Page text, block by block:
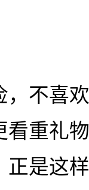
，不喜
看重礼
正是这